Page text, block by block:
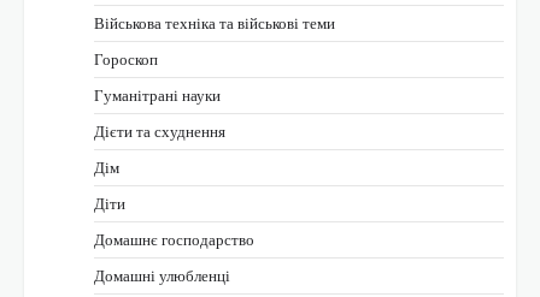
Військова техніка та військові теми
Гороскоп
Гуманітрані науки
Дієти та схуднення
Дім
Діти
Домашнє господарство
Домашні улюбленці